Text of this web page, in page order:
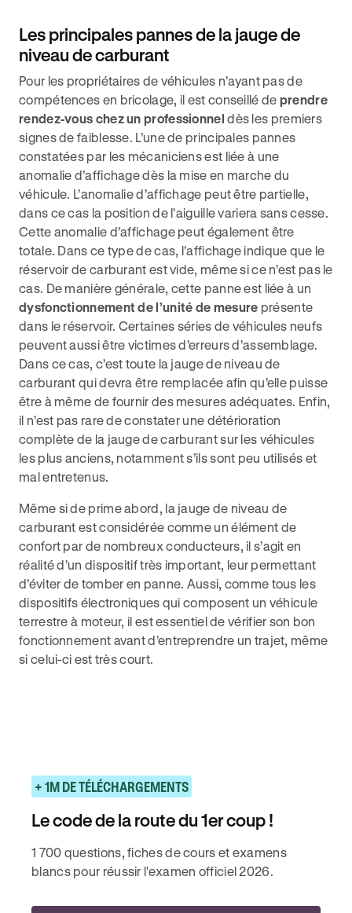
Les principales pannes de la jauge de
niveau de carburant
Pour les propriétaires de véhicules n’ayant pas de
compétences en bricolage, il est conseillé de prendre
rendez-vous chez un professionnel dès les premiers
signes de faiblesse. L’une de principales pannes
constatées par les mécaniciens est liée à une
anomalie d’affichage dès la mise en marche du
véhicule. L’anomalie d’affichage peut être partielle,
dans ce cas la position de l’aiguille variera sans cesse.
Cette anomalie d’affichage peut également être
totale. Dans ce type de cas, l'affichage indique que le
réservoir de carburant est vide, même si ce n’est pas le
cas. De manière générale, cette panne est liée à un
dysfonctionnement de l’unité de mesure présente
dans le réservoir. Certaines séries de véhicules neufs
peuvent aussi être victimes d’erreurs d’assemblage.
Dans ce cas, c’est toute la jauge de niveau de
carburant qui devra être remplacée afin qu’elle puisse
être à même de fournir des mesures adéquates. Enfin,
il n’est pas rare de constater une détérioration
complète de la jauge de carburant sur les véhicules
les plus anciens, notamment s’ils sont peu utilisés et
mal entretenus.
Même si de prime abord, la jauge de niveau de
carburant est considérée comme un élément de
confort par de nombreux conducteurs, il s’agit en
réalité d’un dispositif très important, leur permettant
d’éviter de tomber en panne. Aussi, comme tous les
dispositifs électroniques qui composent un véhicule
terrestre à moteur, il est essentiel de vérifier son bon
fonctionnement avant d’entreprendre un trajet, même
si celui-ci est très court.
+ 1M DE TÉLÉCHARGEMENTS
Le code de la route du 1er coup !
1 700 questions, fiches de cours et examens
blancs pour réussir l'examen officiel 2026.